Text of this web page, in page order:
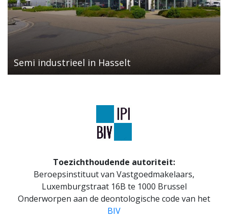
Semi industrieel in Hasselt
Toezichthoudende autoriteit:
Beroepsinstituut van Vastgoedmakelaars,
Luxemburgstraat 16B te 1000 Brussel
Onderworpen aan de deontologische code van het
BIV